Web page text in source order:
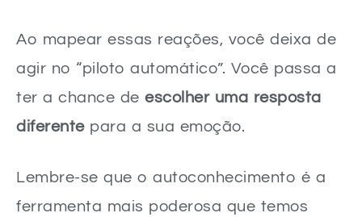
Ao mapear essas reações, você deixa de
agir no “piloto automático”. Você passa a
ter a chance de escolher uma resposta
diferentepara a sua emoção.
Lembre-se que o autoconhecimento é a
ferramenta mais poderosa que temos